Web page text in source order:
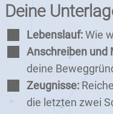
Deine
Lebenslauf:Wie
Anschreiben und
deine
Zeugnisse:
die letzten zwei